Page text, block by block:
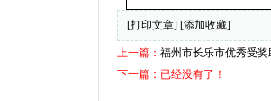
[打印文章] [添加收藏]
上一篇： 福州市长乐市优秀受奖
下一篇：已经没有了！